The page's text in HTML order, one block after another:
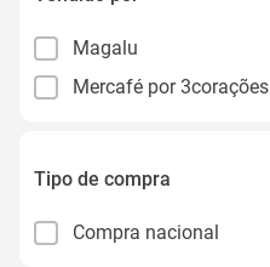
Magalu
Mercafé por 3corações
Tipo de compra
Compra nacional